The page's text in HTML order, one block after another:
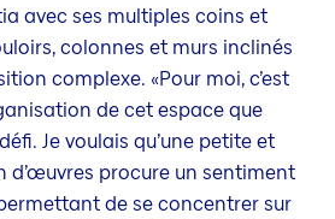
avec ses multiples coins et
colonnes et murs inclinés
complexe. «Pour moi, c’est
de cet espace que
Je voulais qu’une petite et
d’œuvres procure un sentiment
de se concentrer sur